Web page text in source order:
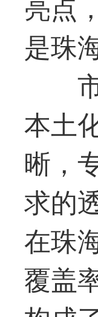
是珠
本土
晰，
求的
在珠
覆盖